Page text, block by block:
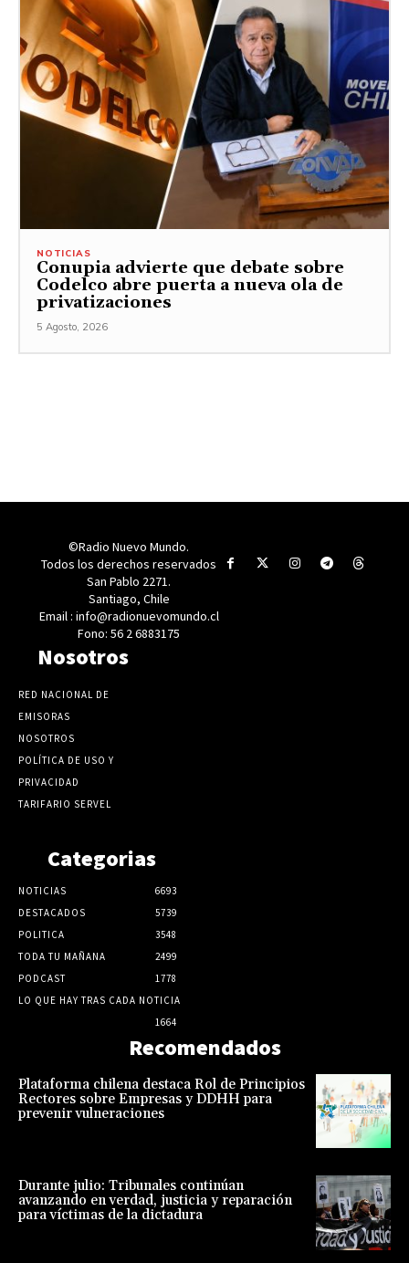
NOTICIAS
Conupia advierte que debate sobre
Codelco abre puerta a nueva ola de
privatizaciones
5 Agosto, 2026
©Radio Nuevo Mundo.
Todos los derechos reservados
San Pablo 2271.
Santiago, Chile
Email : info@radionuevomundo.cl
Fono: 56 2 6883175
Nosotros
RED NACIONAL DE
EMISORAS
NOSOTROS
POLÍTICA DE USO Y
PRIVACIDAD
TARIFARIO SERVEL
Categorias
NOTICIAS
6693
DESTACADOS
5739
POLITICA
3548
TODA TU MAÑANA
2499
PODCAST
1778
LO QUE HAY TRAS CADA NOTICIA
1664
Recomendados
Plataforma chilena destaca Rol de Principios
Rectores sobre Empresas y DDHH para
prevenir vulneraciones
Durante julio: Tribunales continúan
avanzando en verdad, justicia y reparación
para víctimas de la dictadura